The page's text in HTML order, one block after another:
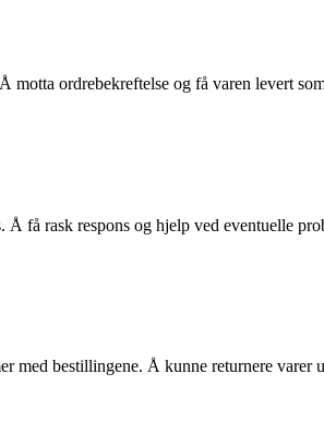
motta ordrebekreftelse og få varen levert
få rask respons og hjelp ved eventuelle
med bestillingene. Å kunne returnere